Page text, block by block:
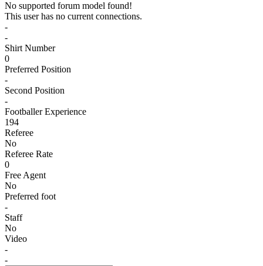
No supported forum model found!
This user has no current connections.
-
-
Shirt Number
0
Preferred Position
-
Second Position
-
Footballer Experience
194
Referee
No
Referee Rate
0
Free Agent
No
Preferred foot
-
Staff
No
Video
-
-